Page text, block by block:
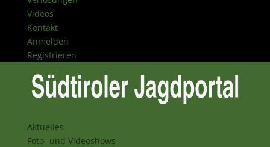
Videos
Kontakt
Anmelden
Registrieren
Aktuelles
Foto- und Videoshows